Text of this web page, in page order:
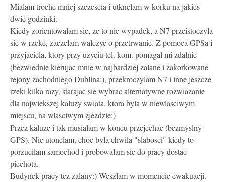
Mialam troche mniej szczescia i utknelam w korku na jakies
dwie godzinki.
Kiedy zorientowalam sie, ze to nie wypadek, a N7 przeistoczyla
sie w rzeke, zaczelam walczyc o przetrwanie. Z pomoca GPSa i
przyjaciela, ktory przy uzyciu tel. kom. pomagal mi zdalnie
(bezwiednie kierujac mnie w najbardziej zalane i zakorkowane
rejony zachodniego Dublina:), przekroczylam N7 i inne jeszcze
rzeki kilka razy, starajac sie wybrac alternatywne rozwiazanie
dla najwiekszej kaluzy swiata, ktora byla w niewlasciwym
miejscu, na wlasciwym zjezdzie:)
Przez kaluze i tak musialam w koncu przejechac (bezmyslny
GPS). Nie utonelam, choc byla chwila "slabosci" kiedy to
porzucilam samochod i probowalam sie do pracy dostac
piechota.
Budynek pracy tez zalany:) Weszlam w momencie ewakuacji.